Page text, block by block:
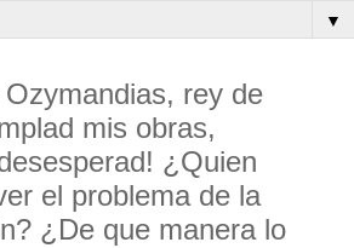
▼
rey de
mis obras,
¿Quien
el problema de la
¿De que manera lo